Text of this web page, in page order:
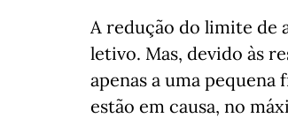
A redução do limite de
letivo. Mas, devido às
apenas a uma pequena
estão em causa, no